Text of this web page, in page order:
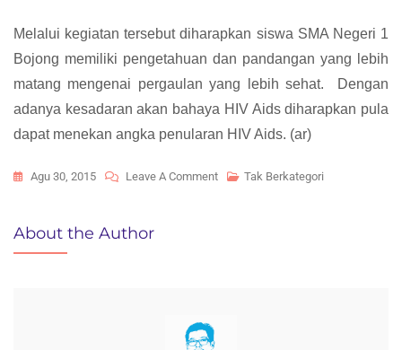
Melalui kegiatan tersebut diharapkan siswa SMA Negeri 1
Bojong memiliki pengetahuan dan pandangan yang lebih
matang mengenai pergaulan yang lebih sehat. Dengan
adanya kesadaran akan bahaya HIV Aids diharapkan pula
dapat menekan angka penularan HIV Aids. (ar)
Agu 30, 2015 Leave A CommentOn
Tak Berkategori
About the Author